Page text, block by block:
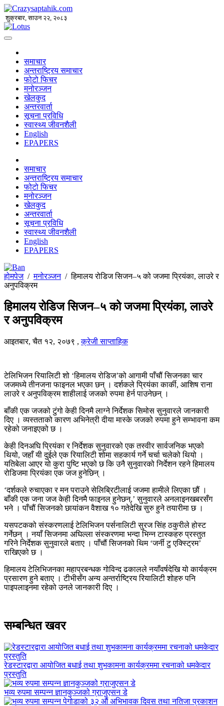
शुक्रबार, साउन २२, २०८३
समाचार
अन्तराष्ट्रिय समाचार
फोटो फिचर
मनोरञ्जन
खेलकुद
अन्तरवार्ता
सूचना प्रविधि
स्वास्थ्य जीवनशैली
English
EPAPERS
समाचार
अन्तराष्ट्रिय समाचार
फोटो फिचर
मनोरञ्जन
खेलकुद
अन्तरवार्ता
सूचना प्रविधि
स्वास्थ्य जीवनशैली
English
EPAPERS
होमपेज/मनोरञ्जन/हिमालय रोडिज सिजन–५ को जजमा प्रियंका, लाउरे र
अनुपविक्रम
हिमालय रोडिज सिजन–५ को जजमा प्रियंका, लाउरे
र अनुपविक्रम
आइतबार, चैत १२, २०७९ ,क्रेजी साप्ताहिक
टेलिभिजन रियालिटी शो ‘हिमालय रोडिज’को आगामी पाँचौं सिजनका चार
जजमध्ये तीनजना फाइनल भएका छन् । दर्शकले प्रियंका कार्की, आशिष राना
लाउरे र अनुपविक्रम शाहीलाई जजको रुपमा हेर्न पाउनेछन् ।
बाँकी एक जजको टुंगो केही दिनमै लाग्ने निर्देशक सिमोस सुनुवारले जानकारी
दिए । व्यस्तताको कारण अभिनेत्री दीया मास्के जजको रुपमा हुने सम्भावना कम
रहेको जनाइएको छ ।
केही दिनअघि प्रियंका र निर्देशक सुनुवारको एक तस्वीर सार्वजनिक भएको
थियो, जहाँ यी दुईले एक रियालिटी शोमा सहकार्य गर्ने चर्चा चलेको थियो ।
यतिबेला आएर यो कुरा पुष्टि भएको छ कि उनै सुनुवारको निर्देशन रहने हिमालय
रोडिजमा प्रियंका एक जज हुनेछिन् ।
‘दर्शकले रुचाएका र मन पराउने सेलिब्रिटीलाई जजमा हामीले लिएका छौं ।
बाँकी एक जना जज केही दिनमै फाइनल हुनेछन्,’ सुनुवारले अनलाइनखबरसँग
भने । पाँचौं सिजनको छायांकन वैशाख १० गतेदेखि सुरु हुने तयारीमा छ ।
यसपटकको संस्करणलाई टेलिभिजन पर्सनालिटी सुरज सिंह ठकुरीले होस्ट
गर्नेछन् । नयाँ सिजनमा अघिल्ला संस्करणमा भन्दा भिन्न टास्कहरु प्रस्तुत
गरिने निर्देशक सुनुवारले बताए । पाँचौं सिजनको थिम ‘जर्नी टु एक्स्ट्रिम’
राखिएको छ ।
हिमालय टेलिभिजनका महाप्रबन्धक गोविन्द ढकालले नयाँवर्षदेखि यो कार्यक्रम
प्रसारण हुने बताए । टीभीसँग अन्य अन्तर्राष्ट्रिय रियालिटी शोहरु पनि
पाइपलाइनमा रहेको उनले जानकारी दिए ।
सम्बन्धित खवर
रेडस्टारद्वारा आयोजित बधाई तथा शुभकामना कार्यक्रममा रचनाको धमकेदार
प्रस्तुति
भव्य रुपमा सम्पन्न ज्ञानकुञ्जको ग्राजुएसन डे